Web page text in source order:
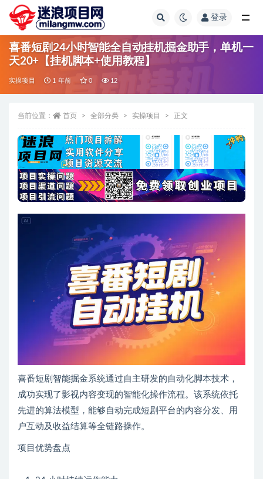
登录
喜番短剧24小时智能全自动挂机掘金助手，单机一
天20+【挂机脚本+使用教程】
实操项目 1 年前 0 12
当前位置： 首页 全部分类 实操项目 正文
喜番短剧智能掘金系统通过自主研发的自动化脚本技术，
成功实现了影视内容变现的智能化操作流程。该系统依托
先进的算法模型，能够自动完成短剧平台的内容分发、用
户互动及收益结算等全链路操作。
项目优势盘点
全部